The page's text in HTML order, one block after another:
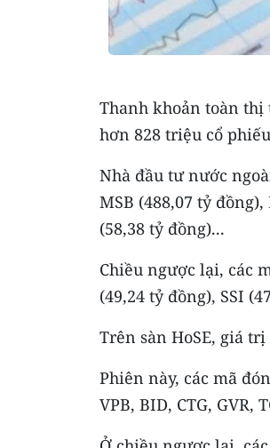
Thanh khoản toàn
hơn 828 triệu cổ
Nhà đầu tư nước
MSB (488,07 tỷ
(58,38 tỷ đồng)...
Chiều ngược lại, các
(49,24 tỷ đồng), SSI
Trên sàn HoSE, giá
Phiên này, các mã
VPB, BID, CTG, GVR,